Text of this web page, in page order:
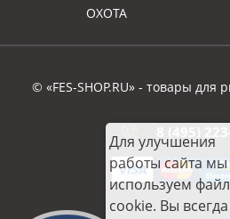
ОХОТА
© «FES-SHOP.RU» - товары для
8 (495)
Для улучшения
работы сайта мы
используем
cookie. Вы всегда